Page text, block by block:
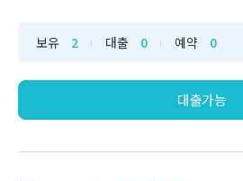
독보적인 도시전문가이자 "
보유 2 대출 0 예약 0
대출가능